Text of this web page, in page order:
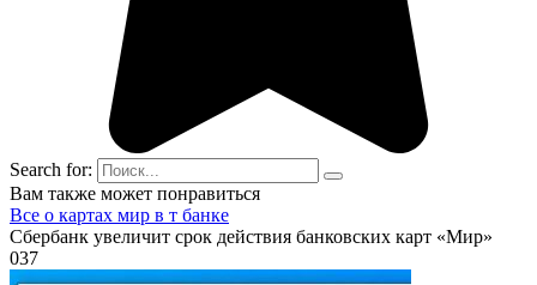
Search for:
Вам также может понравиться
Все о картах мир в т банке
Сбербанк увеличит срок действия банковских карт «Мир»
037